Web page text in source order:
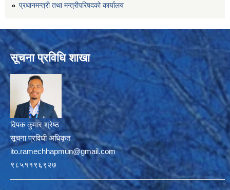
प्रधानमन्त्री तथा मन्त्रीपरिषदको कार्यालय
सूचना प्रविधि शाखा
दिपक कुमार श्रेष्ठ
सूचना प्रविधी अधिकृत
ito.ramechhapmun@gmail.com
९८५११९६९२७